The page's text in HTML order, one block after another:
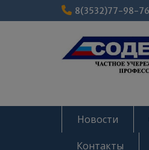
к
8(3532)77-98-
Новости
Контакты